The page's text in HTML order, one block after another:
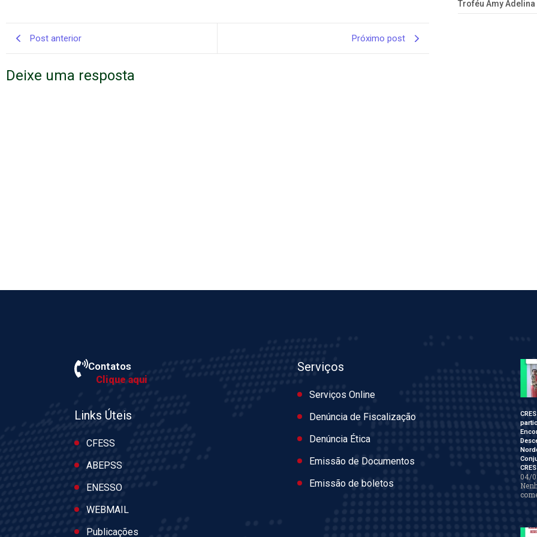
Troféu Amy Adelina
Post anterior Próximo post
Deixe uma resposta
Contatos
Clique aqui
Links Úteis
CFESS
ABEPSS
ENESSO
WEBMAIL
Publicações
Serviços
Serviços Online
Denúncia de Fiscalização
Denúncia Ética
Emissão de Documentos
Emissão de boletos
04/